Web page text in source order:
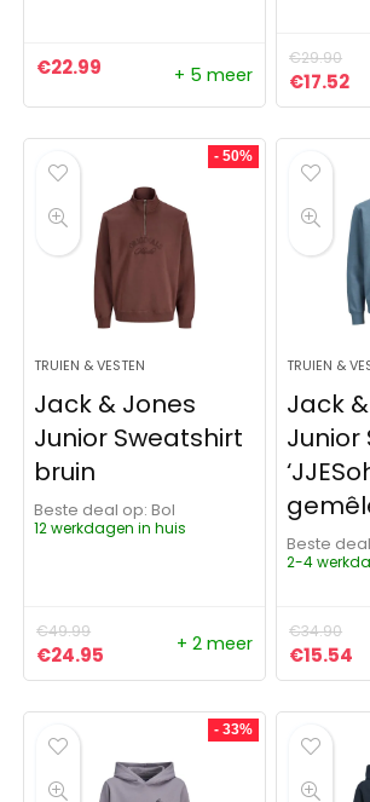
€22.99 + 5 meer
€29.90
€17.52
- 50%
TRUIEN & VESTEN
Jack & Jones
Junior Sweatshirt
bruin
Beste deal op:
Bol
12 werkdagen in huis
€49.99
Oorspronkelijke prijs was: €49.99.
€24.95 Huidige prijs is: €24.95.
+ 2 meer
TRUIEN &
Jack
Junior
Beste
2-4
€34.90
€15.54
- 33%